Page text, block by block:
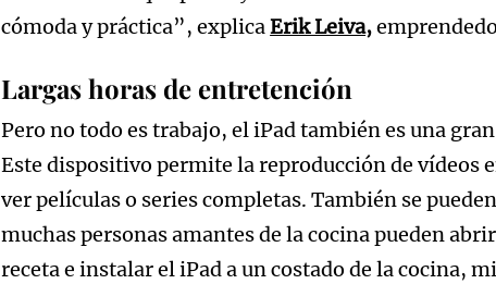
cómoda y práctica”, explicaErik Leiva,
Largas horas de entretención
Pero no todo es trabajo, el iPad también es una
Este dispositivo permite la reproducción de vídeos
ver películas o series completas. También se
muchas personas amantes de la cocina pueden
receta e instalar el iPad a un costado de la cocina,